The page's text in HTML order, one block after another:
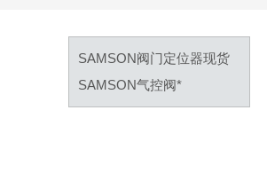
SAMSON阀门定位器现货
SAMSON气控阀*